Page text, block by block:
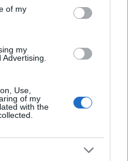
information including but
You may click to
and its third-party tags to
of my
my
Use,
of my
with the